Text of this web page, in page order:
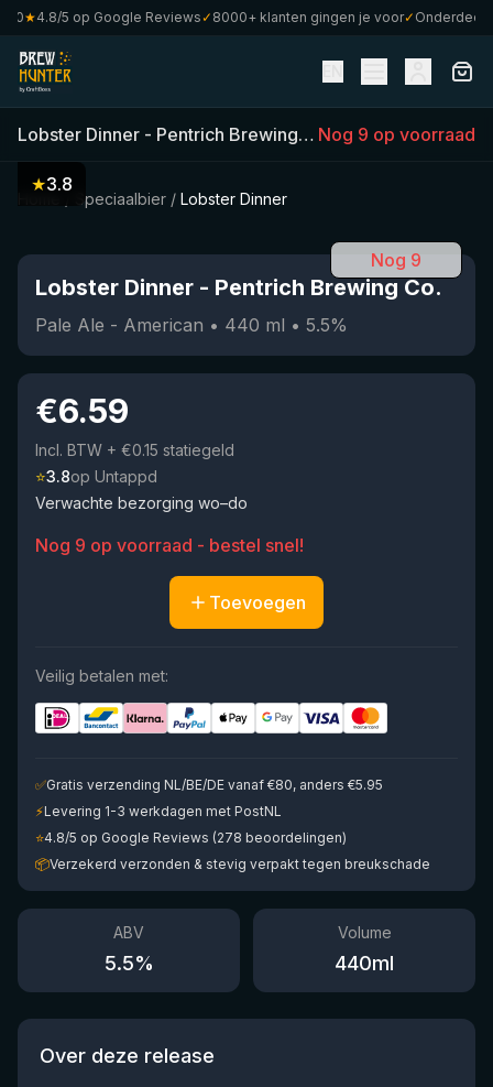
4.8/5 op Google Reviews✓8000+ klanten gingen je voor✓Onderdeel
Lobster Dinner - Pentrich Brewing Co. (440ml)•5.5%•
Nog 9 op voorraad
Speciaalbier / Lobster Dinner
★3.8
Nog 9
Lobster Dinner - Pentrich Brewing Co.
Pale Ale - American • 440 ml • 5.5%
€6.59
Incl. BTW + €0.15 statiegeld
⭐3.8op Untappd
Verwachte bezorging wo–do
Nog 9 op voorraad - bestel snel!
Toevoegen
Veilig betalen met:
✅Gratis verzending NL/BE/DE vanaf €80, anders €5.95
⚡Levering 1-3 werkdagen met PostNL
⭐4.8/5 op Google Reviews (278 beoordelingen)
📦Verzekerd verzonden & stevig verpakt tegen breukschade
ABV
5.5%
Volume
440ml
Over deze release